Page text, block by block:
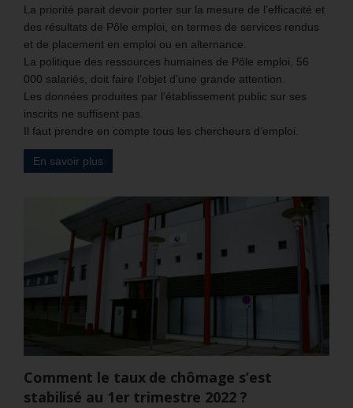
La priorité parait devoir porter sur la mesure de l’efficacité et
des résultats de Pôle emploi, en termes de services rendus
et de placement en emploi ou en alternance.
La politique des ressources humaines de Pôle emploi, 56
000 salariés, doit faire l’objet d’une grande attention.
Les données produites par l’établissement public sur ses
inscrits ne suffisent pas.
Il faut prendre en compte tous les chercheurs d’emploi.
En savoir plus
Comment le taux de chômage s’est
stabilisé au 1er trimestre 2022 ?